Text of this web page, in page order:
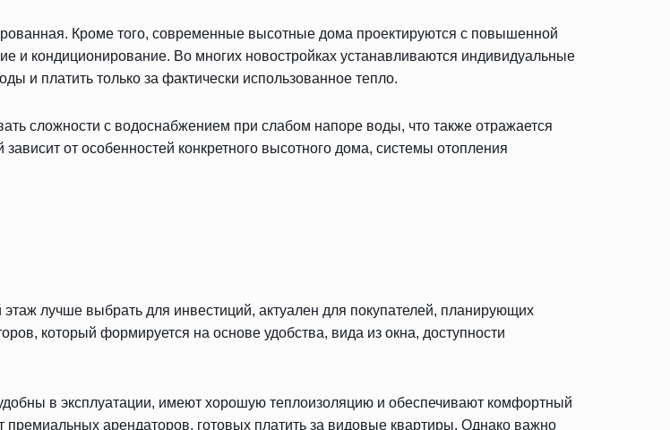
Кроме того, современные высотные дома проектируются с повышенной
и кондиционирование. Во многих новостройках устанавливаются индивидуальные
и платить только за фактически использованное тепло.
сложности с водоснабжением при слабом напоре воды, что также отражается
от особенностей конкретного высотного дома, системы отопления
лучше выбрать для инвестиций, актуален для покупателей, планирующих
который формируется на основе удобства, вида из окна, доступности
в эксплуатации, имеют хорошую теплоизоляцию и обеспечивают комфортный
арендаторов, готовых платить за видовые квартиры. Однако важно